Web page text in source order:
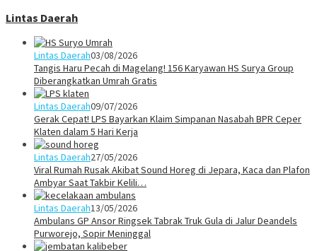
Lintas Daerah
Lintas Daerah03/08/2026
Tangis Haru Pecah di Magelang! 156 Karyawan HS Surya Group
Diberangkatkan Umrah Gratis
Lintas Daerah09/07/2026
Gerak Cepat! LPS Bayarkan Klaim Simpanan Nasabah BPR Ceper
Klaten dalam 5 Hari Kerja
Lintas Daerah27/05/2026
Viral Rumah Rusak Akibat Sound Horeg di Jepara, Kaca dan Plafon
Ambyar Saat Takbir Kelili…
Lintas Daerah13/05/2026
Ambulans GP Ansor Ringsek Tabrak Truk Gula di Jalur Deandels
Purworejo, Sopir Meninggal